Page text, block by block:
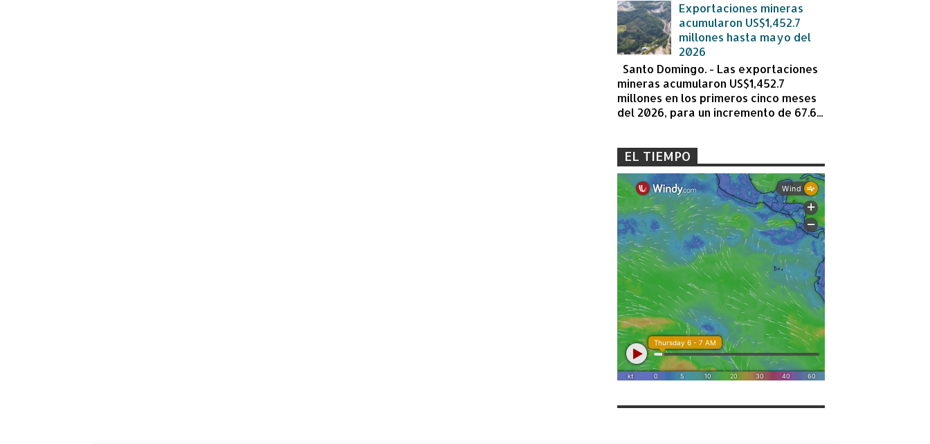
Exportaciones mineras
acumularon US$1,452.7
millones hasta mayo del
2026
Santo Domingo. - Las exportaciones
mineras acumularon US$1,452.7
millones en los primeros cinco meses
del 2026, para un incremento de 67.6...
EL TIEMPO